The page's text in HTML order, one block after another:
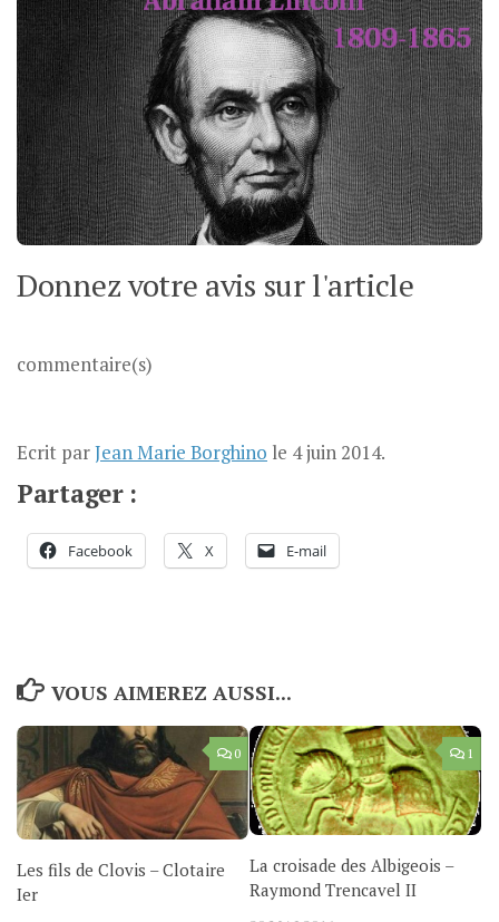
Donnez votre avis sur l'article
commentaire(s)
Ecrit parJean Marie Borghino le 4 juin 2014.
Partager :
Facebook X E-mail
VOUS AIMEREZ AUSSI...
0
Les fils de Clovis – Clotaire
Ier
1
La croisade des Albigeois –
Raymond Trencavel II